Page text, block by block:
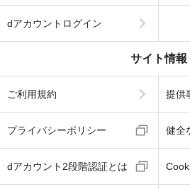
dアカウントログイン
サイト情報
ご利用規約 提供
プライバシーポリシー 健全
dアカウント2段階認証とは